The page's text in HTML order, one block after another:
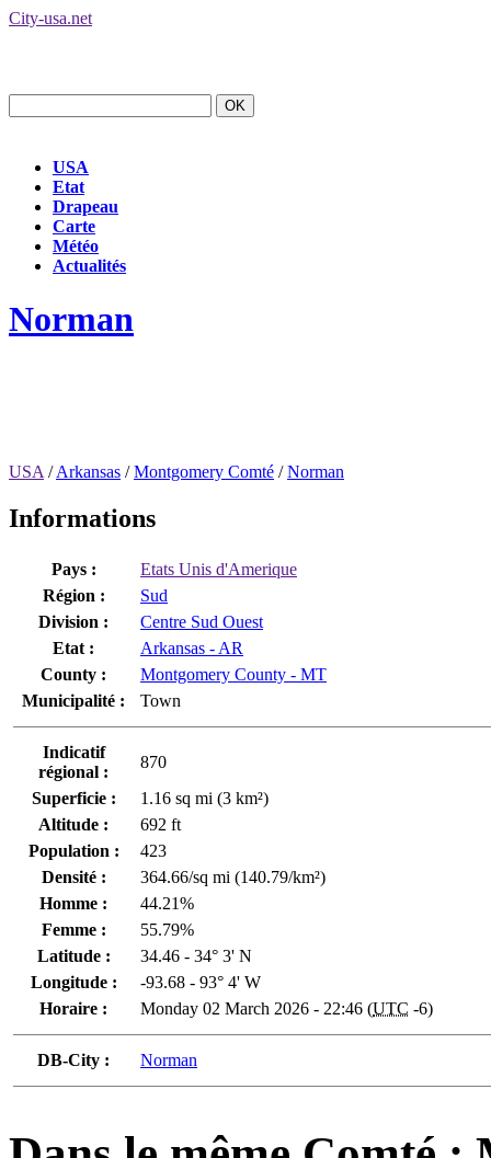
City-usa.net
USA
Etat
Drapeau
Carte
Météo
Actualités
Norman
USA /Arkansas /Montgomery Comté /Norman
Informations
Pays :
Etats Unis d'Amerique
Région :
Sud
Division :
Centre Sud Ouest
Etat :
Arkansas - AR
County :
Montgomery County - MT
Municipalité :
Town
Indicatif
régional :
870
Superficie :
1.16 sq mi (3 km²)
Altitude :
692 ft
Population :
423
Densité :
364.66/sq mi (140.79/km²)
Homme :
44.21%
Femme :
55.79%
Latitude :
34.46 - 34° 3' N
Longitude :
-93.68 - 93° 4' W
Horaire :
Monday 02 March 2026 - 22:46 (UTC -6)
DB-City : Norman